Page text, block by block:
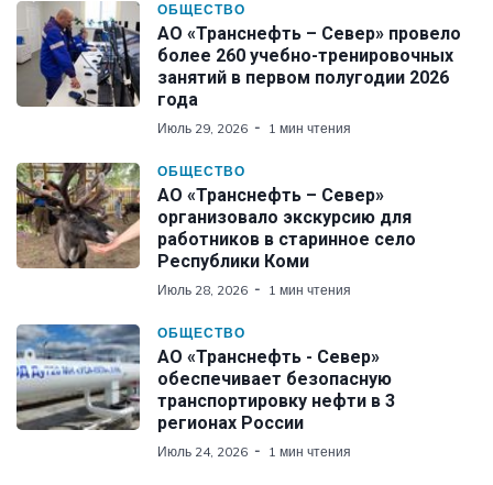
ОБЩЕСТВО
АО «Транснефть – Север» провело
более 260 учебно-тренировочных
занятий в первом полугодии 2026
года
Июль 29, 2026 1 мин чтения
ОБЩЕСТВО
АО «Транснефть – Север»
организовало экскурсию для
работников в старинное село
Республики Коми
Июль 28, 2026 1 мин чтения
ОБЩЕСТВО
АО «Транснефть - Север»
обеспечивает безопасную
транспортировку нефти в 3
регионах России
Июль 24, 2026 1 мин чтения